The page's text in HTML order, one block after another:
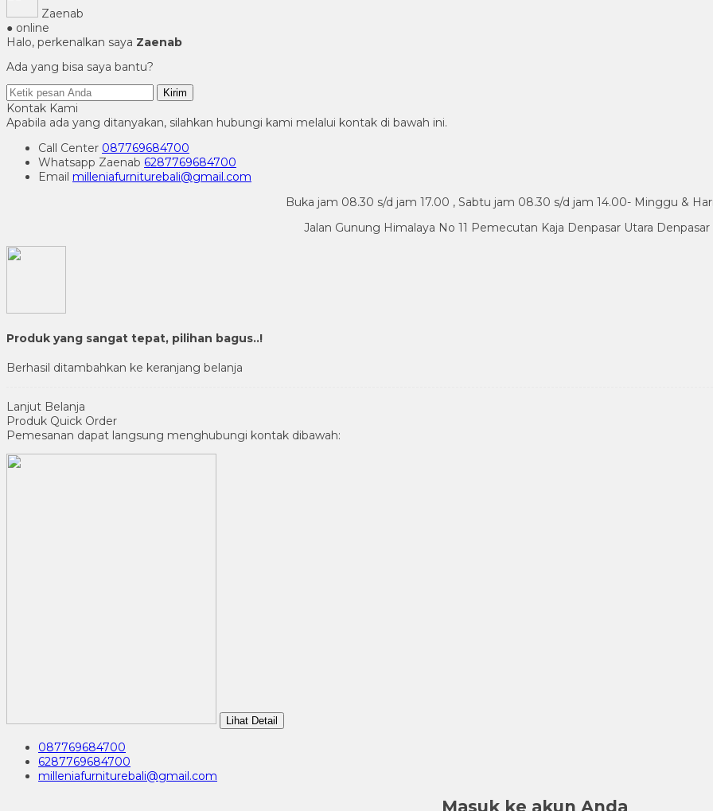
Zaenab
● online
Halo, perkenalkan saya Zaenab
Ada yang bisa saya bantu?
Kirim
Kontak Kami
Apabila ada yang ditanyakan, silahkan hubungi kami melalui kontak di bawah ini.
Call Center 087769684700
Whatsapp Zaenab 6287769684700
Email milleniafurniturebali@gmail.com
Buka jam 08.30 s/d jam 17.00 , Sabtu jam 08.30 s/d jam 14.00- Minggu &
Jalan Gunung Himalaya No 11 Pemecutan Kaja Denpasar Utara Denpasar
Produk yang sangat tepat, pilihan bagus..!
Berhasil ditambahkan ke keranjang belanja
Lanjut Belanja
Produk Quick Order
Pemesanan dapat langsung menghubungi kontak dibawah:
Lihat Detail
087769684700
6287769684700
milleniafurniturebali@gmail.com
Masuk ke akun Anda